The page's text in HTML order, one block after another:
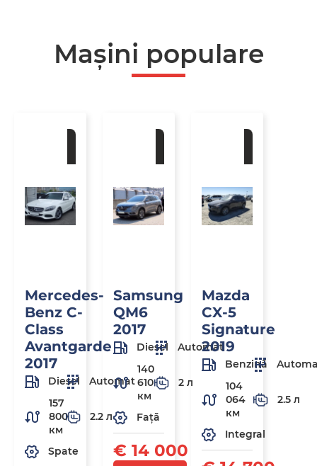
Mașini populare
Mercedes-
Benz C-
Class
Avantgarde
2017
Diesel
Automat
157
800
км
2.2 л
Spate
Samsung
QM6
2017
Diesel
Automat
140
610
км
2 л
Față
€ 14 000
Mazda
CX-5
Signature
2019
Benzină
104
064
км
2.5 л
Integral